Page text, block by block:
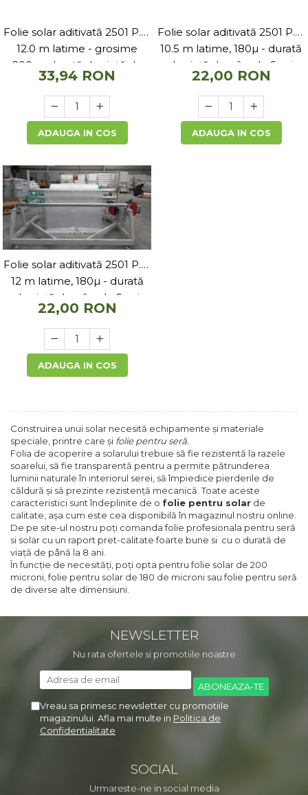
Folie solar aditivată 2501 P.K.
12.0 m latime - grosime
200µ - durată de viață de
pâna la 5 ani
33,94 RON
ADAUGA IN COS
Folie solar aditivată 2501 P.K.
10.5 m latime, 180µ - durată
de viață de pâna la 6 ani
22,00 RON
ADAUGA IN COS
Folie solar aditivată 2501 P.K.
12 m latime, 180µ - durată
de viață de pâna la 6 ani
22,00 RON
ADAUGA IN COS
Construirea unui solar necesită echipamente și materiale
speciale, printre care și folie pentru seră.
Folia de acoperire a solarului trebuie să fie rezistentă la razele
soarelui, să fie transparentă pentru a permite pătrunderea
luminii naturale în interiorul serei, să împiedice pierderile de
căldură și să prezinte rezistență mecanică. Toate aceste
caracteristici sunt îndeplinite de o folie pentru solar de
calitate, așa cum este cea disponibilă în magazinul nostru online.
De pe site-ul nostru poți comanda folie profesionala pentru seră
si solar cu un raport pret-calitate foarte bune si cu o durată de
viață de până la 8 ani.
În funcție de necesități, poți opta pentru folie solar de 200
microni, folie pentru solar de 180 de microni sau folie pentru seră
de diverse alte dimensiuni.
NEWSLETTER
Nu rata ofertele si promotiile noastre
Vreau sa primesc newsletter cu promotiile
magazinului. Afla mai multe in Politica de
Confidentialitate
SOCIAL
Urmareste-ne in social media